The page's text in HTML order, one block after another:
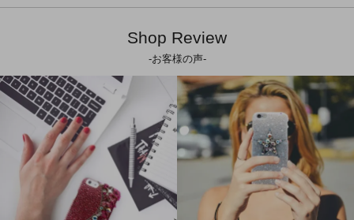
Shop Review
-お客様の声-